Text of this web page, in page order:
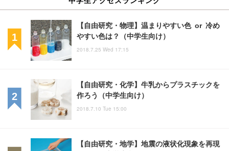
【自由研究・物理】温まりやすい色 or 冷め
やすい色は？（中学生向け）
2018.7.25 Wed 17:15
【自由研究・化学】牛乳からプラスチックを
作ろう（中学生向け）
2018.7.10 Tue 15:00
【自由研究・地学】地震の液状化現象を再現